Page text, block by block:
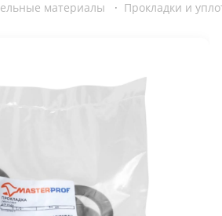
материалы · Прокладки и